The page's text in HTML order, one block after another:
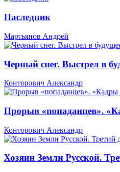
Наследник
Мартьянов Андрей
Черный снег. Выстрел в
Конторович Александр
Прорыв «попаданцев».
Конторович Александр
Хозяин Земли Русской.